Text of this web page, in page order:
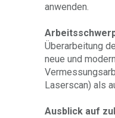
anwenden.
Überarbeitung
neue und
Laserscan) als
Ausblick auf